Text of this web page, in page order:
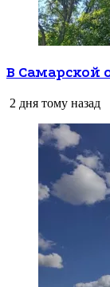
В Самарской
2 дня тому назад